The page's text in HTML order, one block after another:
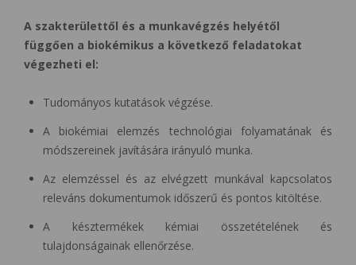
A szakterülettől és a munkavégzés helyétől
függően a biokémikus a következő feladatokat
végezheti el:
Tudományos kutatások végzése.
A biokémiai elemzés technológiai folyamatának és
módszereinek javítására irányuló munka.
Az elemzéssel és az elvégzett munkával kapcsolatos
releváns dokumentumok időszerű és pontos kitöltése.
A késztermékek kémiai összetételének és
tulajdonságainak ellenőrzése.